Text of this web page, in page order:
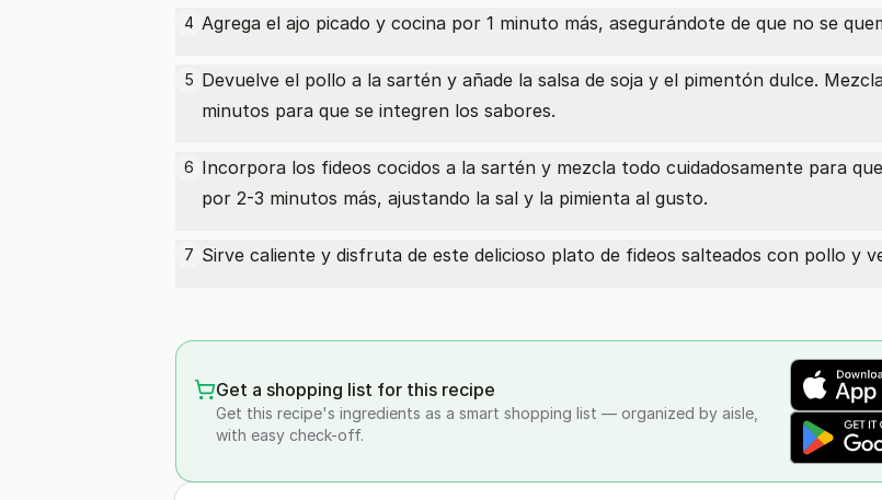
4 Agrega el ajo picado y cocina por 1 minuto más, asegurándote de que no se
5 Devuelve el pollo a la sartén y añade la salsa de soja y el pimentón dulce.
minutos para que se integren los sabores.
6 Incorpora los fideos cocidos a la sartén y mezcla todo cuidadosamente para
por 2-3 minutos más, ajustando la sal y la pimienta al gusto.
7 Sirve caliente y disfruta de este delicioso plato de fideos salteados con pollo y
Get a shopping list for this recipe
Get this recipe's ingredients as a smart shopping list — organized by aisle,
with easy check-off.